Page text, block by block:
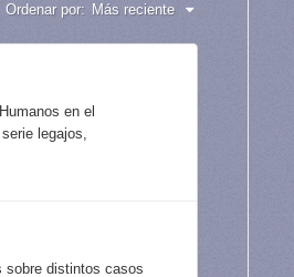
Ordenar por: Más reciente
en el
legajos,
sobre distintos casos